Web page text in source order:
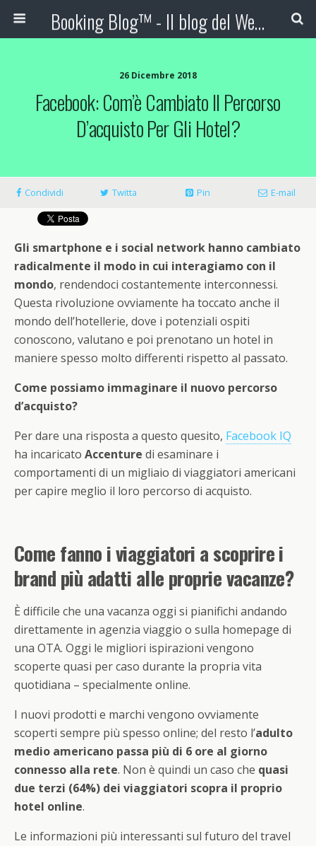
Booking Blog™ - Il blog del Web Marketing Turistico
26 Dicembre 2018
Facebook: Com’è Cambiato Il Percorso
D’acquisto Per Gli Hotel?
Condividi Twitta Pin E-mail
Gli smartphone e i social network hanno cambiato
radicalmente il modo in cui interagiamo con il
mondo, rendendoci costantemente interconnessi.
Questa rivoluzione ovviamente ha toccato anche il
mondo dell’hotellerie, dove i potenziali ospiti
conoscono, valutano e poi prenotano un hotel in
maniere spesso molto differenti rispetto al passato.
Come possiamo immaginare il nuovo percorso
d’acquisto?
Per dare una risposta a questo quesito, Facebook IQ
ha incaricato Accenture di esaminare i
comportamenti di un migliaio di viaggiatori americani
per capire meglio il loro percorso di acquisto.
Come fanno i viaggiatori a scoprire i
brand più adatti alle proprie vacanze?
È difficile che una vacanza oggi si pianifichi andando
direttamente in agenzia viaggio o sulla homepage di
una OTA. Oggi le migliori ispirazioni vengono
scoperte quasi per caso durante la propria vita
quotidiana – specialmente online.
I nuovi prodotti e marchi vengono ovviamente
scoperti sempre più spesso online; del resto l’adulto
medio americano passa più di 6 ore al giorno
connesso alla rete. Non è quindi un caso che quasi
due terzi (64%) dei viaggiatori scopra il proprio
hotel online.
Le informazioni più interessanti sul futuro del travel